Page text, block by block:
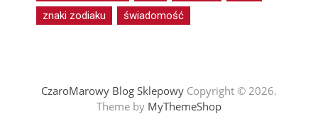
znaki zodiaku
świadomość
CzaroMarowy Blog SklepowyCopyright © 2026.
Theme by MyThemeShop